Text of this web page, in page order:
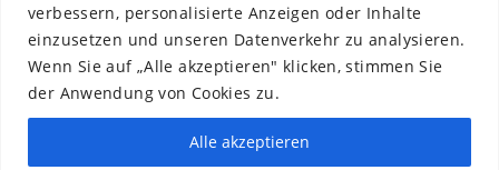
verbessern, personalisierte Anzeigen oder Inhalte
einzusetzen und unseren Datenverkehr zu analysieren.
Wenn Sie auf „Alle akzeptieren" klicken, stimmen Sie
der Anwendung von Cookies zu.
Alle akzeptieren
Indem Du fortfährst, akzeptierst Du unsere
Datenschutzerklärung.